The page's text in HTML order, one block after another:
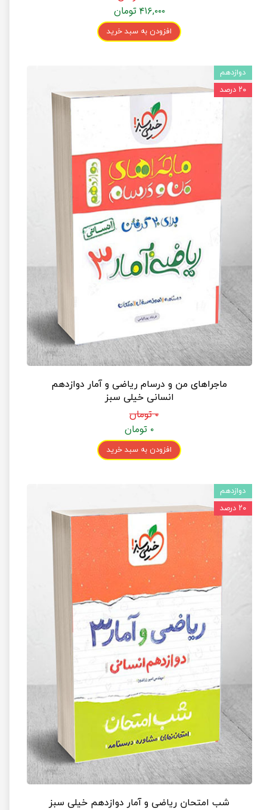
۴۱۶,۰۰۰ تومان
افزودن به سبد خرید
ماجراهای من و درسام ریاضی و آمار دوازدهم
انسانی خیلی سبز
۰ تومان
۰ تومان
افزودن به سبد خرید
دوازدهم
۲۰ درصد
شب امتحان ریاضی و آمار دوازدهم خیلی سبز
دوازدهم
۲۰ درصد